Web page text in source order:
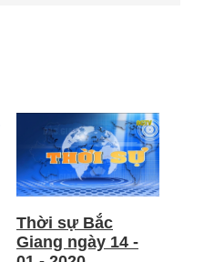
Thời sự Bắc
Giang ngày 14 -